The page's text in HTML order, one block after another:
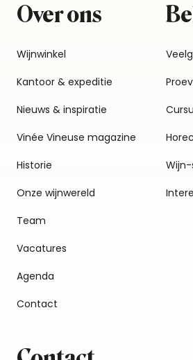
Over ons
Wijnwinkel
Kantoor & expeditie
Nieuws & inspiratie
Vinée Vineuse magazine
Historie
Onze wijnwereld
Team
Vacatures
Agenda
Contact
Wijn-